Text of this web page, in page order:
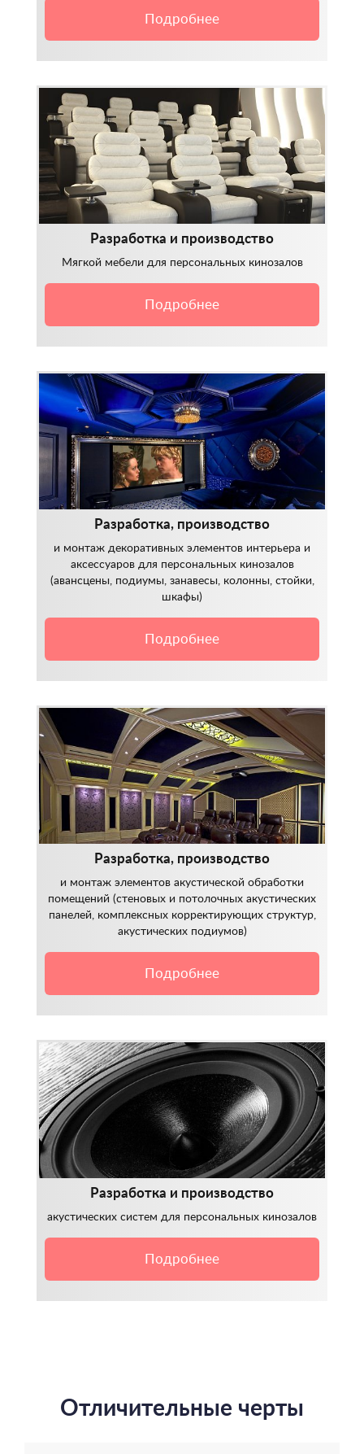
Подробнее
Разработка и производство
Мягкой мебели для персональных кинозалов
Подробнее
Разработка, производство
и монтаж декоративных элементов интерьера и
аксессуаров для персональных кинозалов
(авансцены, подиумы, занавесы, колонны, стойки,
шкафы)
Подробнее
Разработка, производство
и монтаж элементов акустической обработки
помещений (стеновых и потолочных акустических
панелей, комплексных корректирующих структур,
акустических подиумов)
Подробнее
Разработка и производство
акустических систем для персональных кинозалов
Подробнее
Отличительные черты